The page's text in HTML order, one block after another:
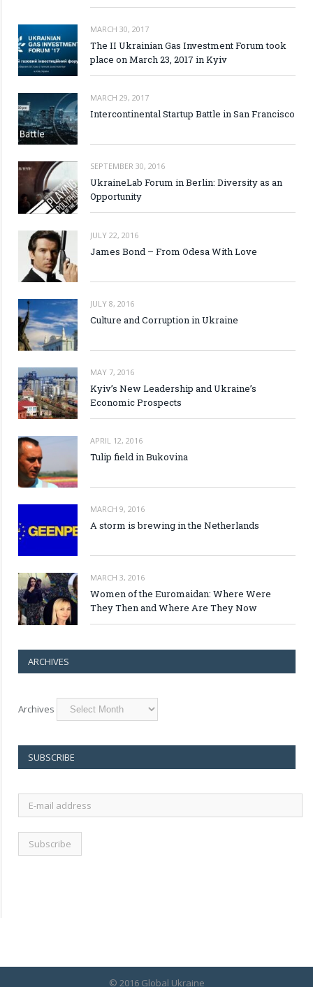
MARCH 30, 2017
The II Ukrainian Gas Investment Forum took
place on March 23, 2017 in Kyiv
MARCH 29, 2017
Intercontinental Startup Battle in San Francisco
SEPTEMBER 30, 2016
UkraineLab Forum in Berlin: Diversity as an
Opportunity
JULY 22, 2016
James Bond – From Odesa With Love
JULY 8, 2016
Culture and Corruption in Ukraine
MAY 7, 2016
Kyiv’s New Leadership and Ukraine’s
Economic Prospects
APRIL 12, 2016
Tulip field in Bukovina
MARCH 9, 2016
A storm is brewing in the Netherlands
MARCH 3, 2016
Women of the Euromaidan: Where Were
They Then and Where Are They Now
ARCHIVES
Archives
SUBSCRIBE
mail
© 2016 Global Ukraine